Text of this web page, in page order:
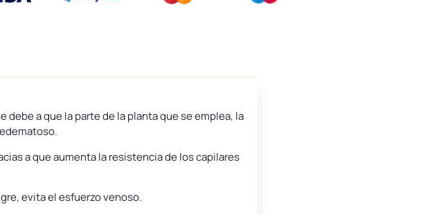
debe a que la parte de la planta que se emplea, la
a que aumenta la resistencia de los capilares
evita el esfuerzo venoso.